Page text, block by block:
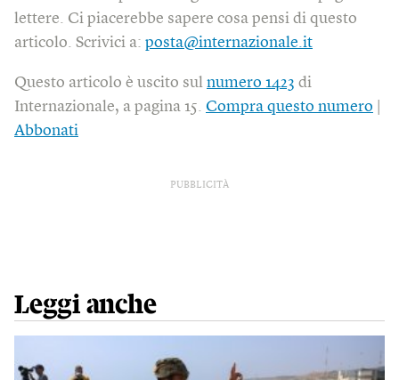
lettere. Ci piacerebbe sapere cosa pensi di questo
articolo. Scrivici a: posta@internazionale.it
Questo articolo è uscito sul numero 1423 di
Internazionale, a pagina 15. Compra questo numero
Abbonati
PUBBLICITÀ
Leggi anche